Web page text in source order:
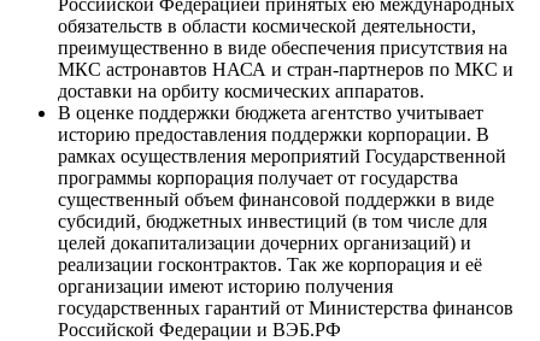
обязательств в области космической деятельности,
преимущественно в виде обеспечения присутствия на
МКС астронавтов НАСА и стран-партнеров по МКС и
доставки на орбиту космических аппаратов.
В оценке поддержки бюджета агентство учитывает
историю предоставления поддержки корпорации. В
рамках осуществления мероприятий Государственной
программы корпорация получает от государства
существенный объем финансовой поддержки в виде
субсидий, бюджетных инвестиций (в том числе для
целей докапитализации дочерних организаций) и
реализации госконтрактов. Так же корпорация и её
организации имеют историю получения
государственных гарантий от Министерства финансов
Российской Федерации и ВЭБ.РФ